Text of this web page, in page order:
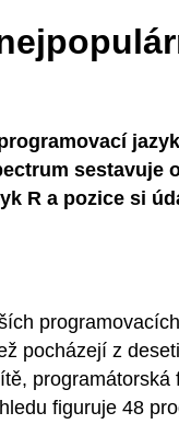
sestavuje
R a pozice si
pocházejí z
figuruje 48